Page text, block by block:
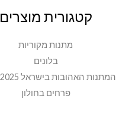
קטגורית מוצרים
מתנות מקוריות
בלונים
המתנות האהובות בישראל 2025 -2026
פרחים בחולון